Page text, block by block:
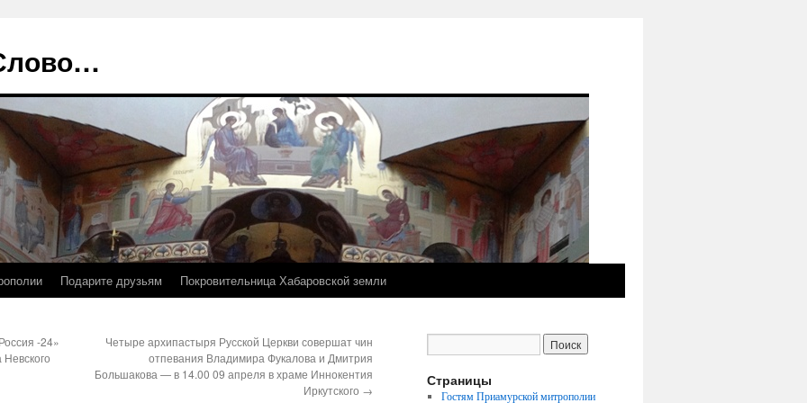
Подарите друзьям Покровительница Хабаровской земли
-24»
Четыре архипастыря Русской Церкви совершат чин
отпевания Владимира Фукалова и Дмитрия
Большакова — в 14.00 09 апреля в храме Иннокентия
Иркутского →
Страницы
Гостям Приамурской митрополии